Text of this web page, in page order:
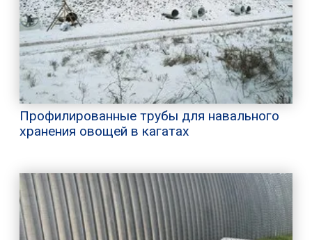
Профилированные трубы для навального
хранения овощей в кагатах